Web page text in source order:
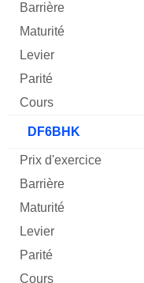
DF6BHK